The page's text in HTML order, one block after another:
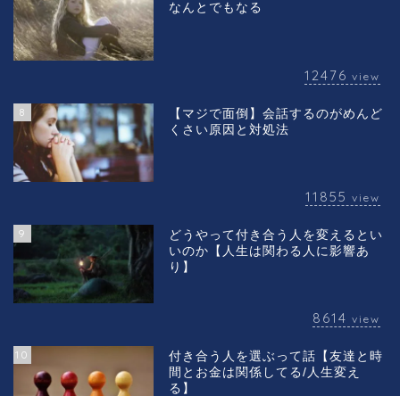
なんとでもなる
12476 view
8
【マジで面倒】会話するのがめんど
くさい原因と対処法
11855 view
9
どうやって付き合う人を変えるとい
いのか【人生は関わる人に影響あ
り】
8614 view
10
付き合う人を選ぶって話【友達と時
間とお金は関係してる/人生変え
る】